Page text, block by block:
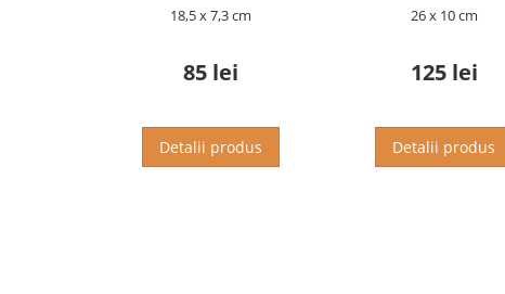
18,5 x 7,3 cm
85 lei
Detalii produs
26 x 10 cm
125 lei
Detalii produs